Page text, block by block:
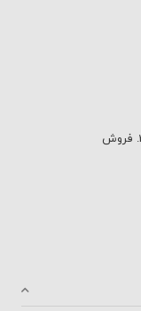
مدرس23،میرزاکوچک خان24.پلاک 72 واحد3. فروش